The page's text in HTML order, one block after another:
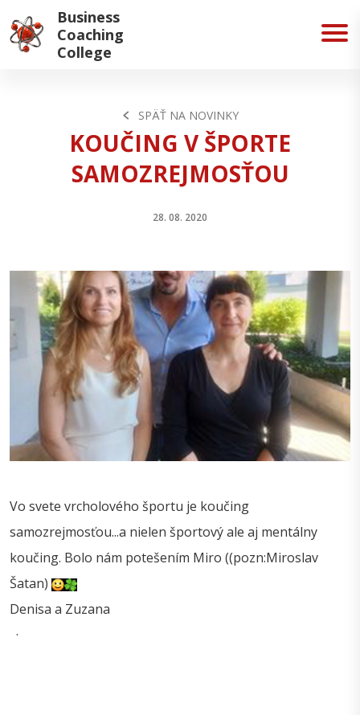
Business
Coaching
College
SPÄŤ NA NOVINKY
KOUČING V ŠPORTE
SAMOZREJMOSŤOU
28. 08. 2020
Vo svete vrcholového športu je koučing
samozrejmosťou...a nielen športový ale aj mentálny
koučing. Bolo nám potešením Miro ((pozn:Miroslav
Šatan)
Denisa a Zuzana
·